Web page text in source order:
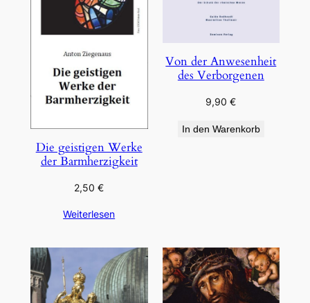
Die geistigen Werke
der Barmherzigkeit
2,50€
Weiterlesen
Von der Anwesenheit
des Verborgenen
9,90€
In den Warenkorb